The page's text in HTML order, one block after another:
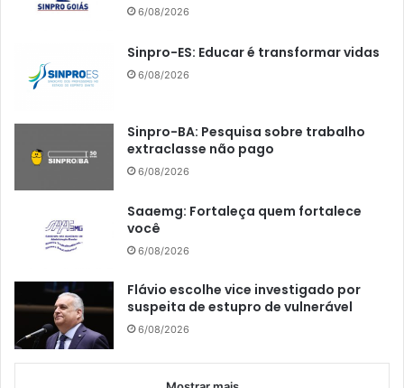
6/08/2026
Sinpro-ES: Educar é transformar vidas
6/08/2026
Sinpro-BA: Pesquisa sobre trabalho
extraclasse não pago
6/08/2026
Saaemg: Fortaleça quem fortalece
você
6/08/2026
Flávio escolhe vice investigado por
suspeita de estupro de vulnerável
6/08/2026